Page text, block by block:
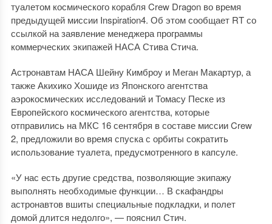
туалетом космического корабля Crew Dragon во время
предыдущей миссии Inspiration4. Об этом сообщает RT со
ссылкой на заявление менеджера программы
коммерческих экипажей НАСА Стива Стича.
Астронавтам НАСА Шейну Кимброу и Меган Макартур, а
также Акихико Хошиде из Японского агентства
аэрокосмических исследований и Томасу Песке из
Европейского космического агентства, которые
отправились на МКС 16 сентября в составе миссии Crew
2, предложили во время спуска с орбиты сократить
использование туалета, предусмотренного в капсуле.
«У нас есть другие средства, позволяющие экипажу
выполнять необходимые функции… В скафандры
астронавтов вшиты специальные подкладки, и полет
домой длится недолго», — пояснил Стич.